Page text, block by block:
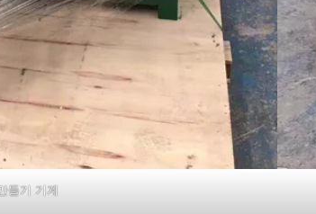
들기 기계